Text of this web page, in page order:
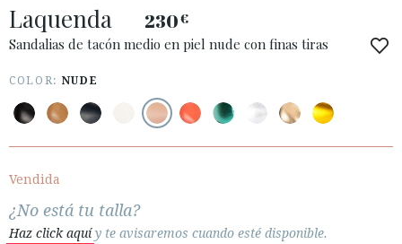
ACCESO A MI PEDIDO
PAÍS: БЪЛГАРИЯ / BULGARY
· ATENCIÓN AL CLIENTE
· POLÍTICA DE PRIVACIDAD
· TÉRMINOS Y CONDICIONES
Laquenda 230€
Sandalias de tacón medio en piel nude con finas tiras
COLOR: NUDE
Vendida
¿No está tu talla?
Haz click aquíy te avisaremos cuando esté disponible.